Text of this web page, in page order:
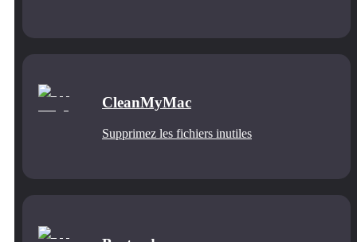
CleanMyMac
Supprimez les fichiers inutiles